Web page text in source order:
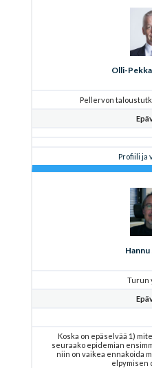
Olli-
Pellervon
Profiili ja
Hannu
Turun
Koska on epäselvää 1)
seuraako epidemian
niin on vaikea ennakoida
elpymisen